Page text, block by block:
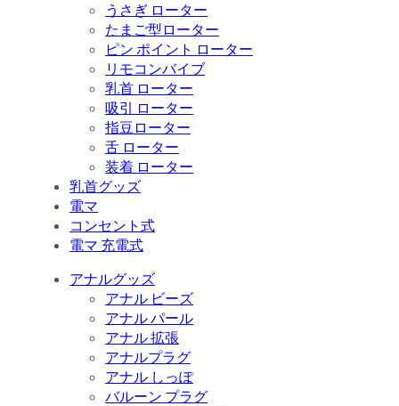
うさぎ ローター
たまご型ローター
ピン ポイント ローター
リモコンバイブ
乳首 ローター
吸引 ローター
指豆ローター
舌 ローター
装着 ローター
乳首グッズ
電マ
コンセント式
電マ 充電式
アナルグッズ
アナル ビーズ
アナル パール
アナル 拡張
アナルプラグ
アナル しっぽ
バルーン プラグ